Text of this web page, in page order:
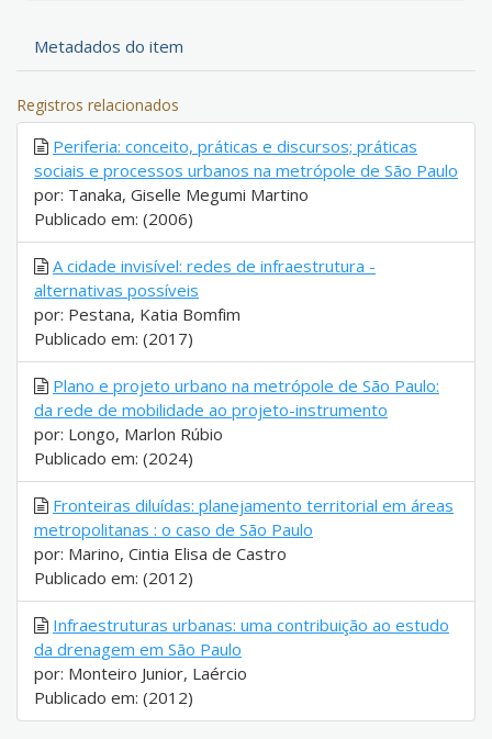
Metadados do item
Registros relacionados
Periferia: conceito, práticas e discursos; práticas
sociais e processos urbanos na metrópole de São Paulo
por: Tanaka, Giselle Megumi Martino
Publicado em: (2006)
A cidade invisível: redes de infraestrutura -
alternativas possíveis
por: Pestana, Katia Bomfim
Publicado em: (2017)
Plano e projeto urbano na metrópole de São Paulo:
da rede de mobilidade ao projeto-instrumento
por: Longo, Marlon Rúbio
Publicado em: (2024)
Fronteiras diluídas: planejamento territorial em áreas
metropolitanas : o caso de São Paulo
por: Marino, Cintia Elisa de Castro
Publicado em: (2012)
Infraestruturas urbanas: uma contribuição ao estudo
da drenagem em São Paulo
por: Monteiro Junior, Laércio
Publicado em: (2012)